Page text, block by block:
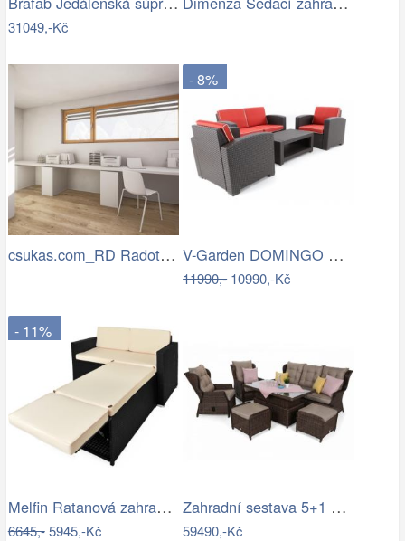
31049,-Kč
csukas.com_RD Radotin_020.jpg
- 8%
V-Garden DOMINGO RED DeLuxe
11990,-10990,-Kč
- 11%
Melfin Ratanová zahradní sestava VENDY…
6645,-5945,-Kč
Zahradní sestava 5+1 polyratan / látka
59490,-Kč